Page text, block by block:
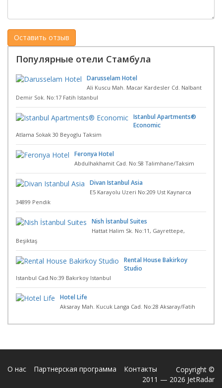
Популярные отели Стамбула
Darusselam Hotel
Ali Kuscu Mah. Macar Kardesler Cd. Nalbant
Demir Sok. No:17 Fatih Istanbul
Istanbul Apartments®
Economic
Atlama Sokak 30 Beyoglu Taksim
Feronya Hotel
Abdulhakhamit Cad. No:58 Talimhane/Taksim
Divan Istanbul Asia
E5 Karayolu Uzeri No:209 Ust Kaynarca
34899 Pendik
Nish İstanbul Suites
Hattat Halim Sk. No:11, Gayrettepe,
Beşiktaş
Rental House Bakirkoy
Studio
Istanbul Cad.No:39 Bakırkoy Istanbul
Hotel Life
Aksaray Mah. Kucuk Langa Cad. No:28 Aksaray/Fatih
О нас Партнерская программа Контакты
Copyright ©
2011 — 2026 JetRadar